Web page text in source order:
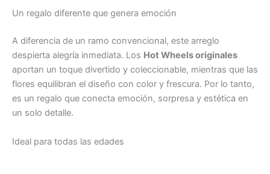
Un regalo diferente que genera emoción
A diferencia de un ramo convencional, este arreglo
despierta alegría inmediata. Los Hot Wheels originales
aportan un toque divertido y coleccionable, mientras que las
flores equilibran el diseño con color y frescura. Por lo tanto,
es un regalo que conecta emoción, sorpresa y estética en
un solo detalle.
Ideal para todas las edades